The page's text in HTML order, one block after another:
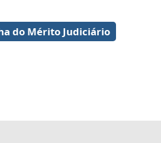
Galeria de imagens
do Mérito Judiciário
sobre os órgãos da 2ª